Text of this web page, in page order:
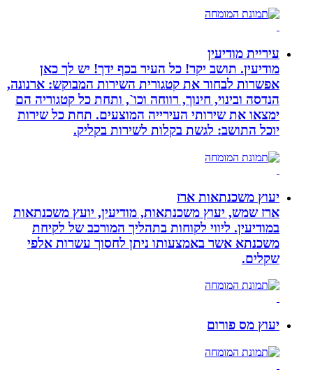
עיריית מודיעין
מודיעין. תושב יקר! כל העיר בכף ידך! יש לך כאן
אפשרות לבחור את קטגורית השירות המבוקש: ארנונה,
הנדסה ובינוי, חינוך, רווחה וכו`, ותחת כל קטגוריה הם
ימצאו את שירותי העירייה המוצעים. תחת כל שירות
יוכל התושב: לגשת בקלות לשירות בקליק.
יעוץ משכנתאות ארז
ארז שמש, יעוץ משכנתאות, מודיעין, יועץ משכנתאות
במודיעין. ליווי לקוחות בתהליך המורכב של לקיחת
משכנתא אשר באמצעותו ניתן לחסוך עשרות אלפי
שקלים.
יעוץ מס פורום